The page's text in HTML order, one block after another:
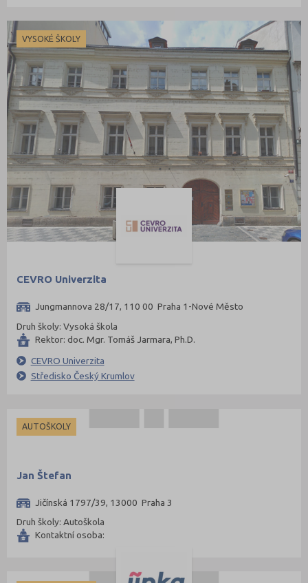
Mělník (80)
Mladá Boleslav (96)
Most (73)
Náchod (98)
Nový Jičín (118)
Nymburk (89)
Olomouc (205)
Opava (135)
Ostrava-město (221)
Pardubice (127)
Plzeň-město (141)
Plzeň-sever (51)
Praha hlavní město (1004)
Praha-východ (108)
Prachatice (44)
Rakovník (46)
Rokycany (33)
VYSOKÉ ŠKOLY
CEVRO Univerzita
Jungmannova 28/17, 110 00 Praha 1-Nové Město
Druh školy: Vysoká škola
Rektor: doc. Mgr. Tomáš Jarmara, Ph.D.
CEVRO Univerzita
Středisko Český Krumlov
AUTOŠKOLY
Jan Štefan
Jičínská 1797/39, 13000 Praha 3
Druh školy: Autoškola
Kontaktní osoba: